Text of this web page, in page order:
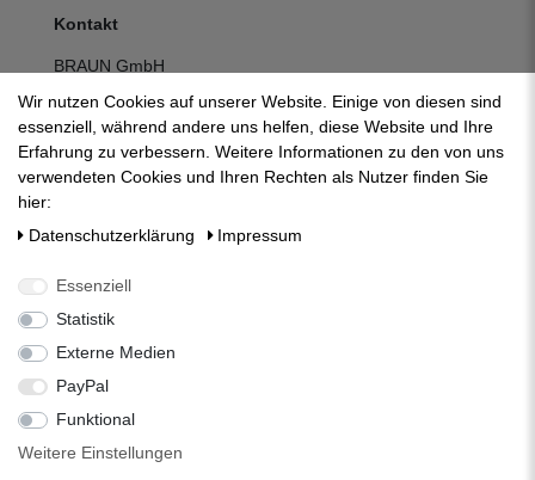
Kontakt
BRAUN GmbH
Telefon:
Fax:
Fr:
07:30 - 12:30 | 13:00 - 14:00
Wir nutzen Cookies auf unserer Website. Einige von diesen sind
essenziell, während andere uns helfen, diese Website und Ihre
Erfahrung zu verbessern. Weitere Informationen zu den von uns
verwendeten Cookies und Ihren Rechten als Nutzer finden Sie
hier:
Daten­schutz­erklärung
Impressum
Essenziell
Statistik
Externe Medien
PayPal
Funktional
Weitere Einstellungen